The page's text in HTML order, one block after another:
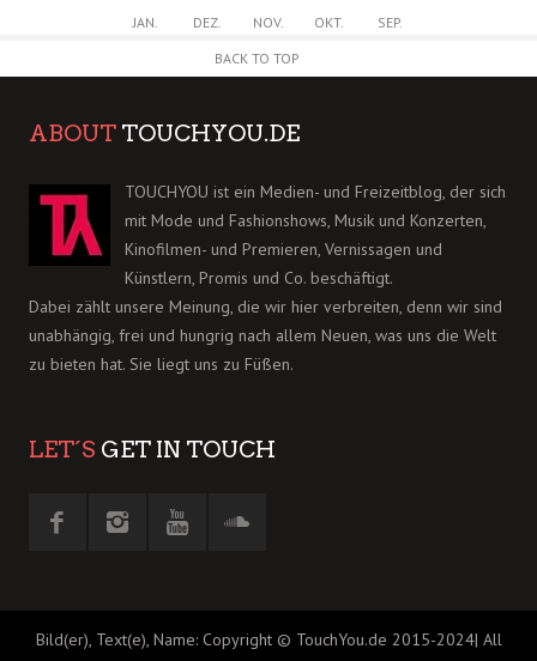
JAN. DEZ. NOV. OKT.
SEP.
BACK TO TOP
ABOUT TOUCHYOU.DE
TOUCHYOU ist ein Medien- und Freizeitblog, der sich
mit Mode und Fashionshows, Musik und Konzerten,
Kinofilmen- und Premieren, Vernissagen und
Künstlern, Promis und Co. beschäftigt.
Dabei zählt unsere Meinung, die wir hier verbreiten, denn wir sind
unabhängig, frei und hungrig nach allem Neuen, was uns die Welt
zu bieten hat. Sie liegt uns zu Füßen.
LET´S GET IN TOUCH
Bild(er), Text(e), Name: Copyright © TouchYou.de 2015-2024| All